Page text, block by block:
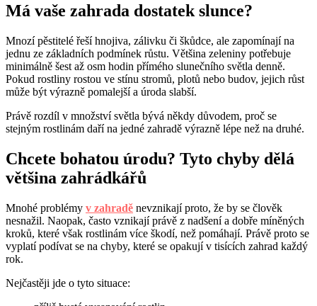
Má vaše zahrada dostatek slunce?
Mnozí pěstitelé řeší hnojiva, zálivku či škůdce, ale zapomínají na
jednu ze základních podmínek růstu. Většina zeleniny potřebuje
minimálně šest až osm hodin přímého slunečního světla denně.
Pokud rostliny rostou ve stínu stromů, plotů nebo budov, jejich růst
může být výrazně pomalejší a úroda slabší.
Právě rozdíl v množství světla bývá někdy důvodem, proč se
stejným rostlinám daří na jedné zahradě výrazně lépe než na druhé.
Chcete bohatou úrodu? Tyto chyby dělá
většina zahrádkářů
Mnohé problémy v zahradě nevznikají proto, že by se člověk
nesnažil. Naopak, často vznikají právě z nadšení a dobře míněných
kroků, které však rostlinám více škodí, než pomáhají. Právě proto se
vyplatí podívat se na chyby, které se opakují v tisících zahrad každý
rok.
Nejčastěji jde o tyto situace: